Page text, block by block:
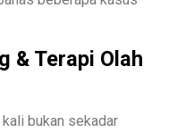
& Terapi Olah
bukan sekadar